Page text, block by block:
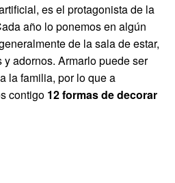
es el protagonista de la
año lo ponemos en algún
de la sala de estar,
adornos. Armarlo puede ser
la familia, por lo que a
contigo 12 formas de decorar